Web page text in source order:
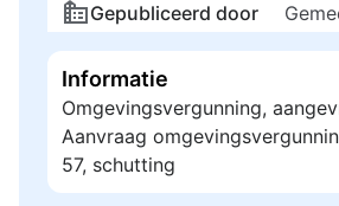
Gepubliceerd door
Informatie
Omgevingsvergunning,
Aanvraag
57, schutting